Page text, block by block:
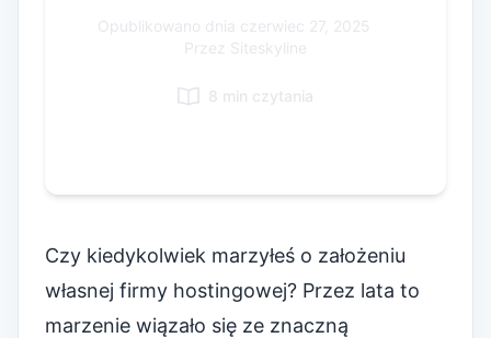
Opublikowano dnia czerwiec 27, 2025
Przez Siteskyline
8 min czytania
Czy kiedykolwiek marzyłeś o założeniu
własnej firmy hostingowej? Przez lata to
marzenie wiązało się ze znaczną